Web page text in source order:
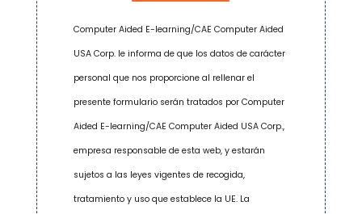
Computer Aided E-learning/CAE Computer Aided
USA Corp. le informa de que los datos de carácter
personal que nos proporcione al rellenar el
presente formulario serán tratados por Computer
Aided E-learning/CAE Computer Aided USA Corp.,
empresa responsable de esta web, y estarán
sujetos a las leyes vigentes de recogida,
tratamiento y uso que establece la UE. La